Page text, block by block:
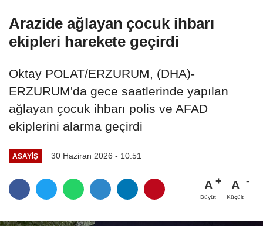
Arazide ağlayan çocuk ihbarı
ekipleri harekete geçirdi
Oktay POLAT/ERZURUM, (DHA)-
ERZURUM'da gece saatlerinde yapılan
ağlayan çocuk ihbarı polis ve AFAD
ekiplerini alarma geçirdi
ASAYIŞ 30 Haziran 2026 - 10:51
A
Büyüt
A
Küçült